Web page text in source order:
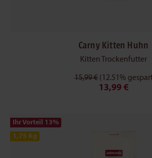
Carny Kitten Huhn
Kitten Trockenfutter
15,99 € (12.51%
13,99 €
Ihr Vorteil 13%
1,75 Kg